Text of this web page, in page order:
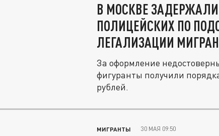
В МОСКВЕ ЗАДЕРЖАЛИ
ПОЛИЦЕЙСКИХ ПО
ЛЕГАЛИЗАЦИИ
За оформление
фигуранты получили
рублей.
МИГРАНТЫ 30 МАЯ 09:50